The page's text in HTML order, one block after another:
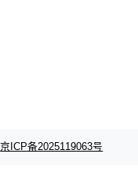
京ICP备2025119063号